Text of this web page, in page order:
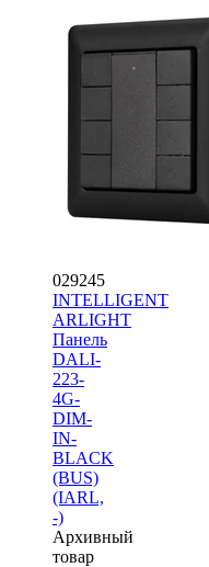
029245
INTELLIGENT
ARLIGHT
Панель
DALI-
223-
4G-
DIM-
IN-
BLACK
(BUS)
(IARL,
-)
Архивный
товар